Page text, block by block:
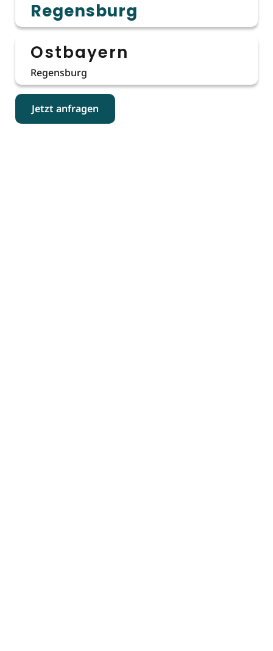
Regensburg
Ostbayern
Regensburg
Jetzt anfragen